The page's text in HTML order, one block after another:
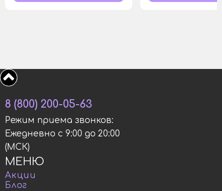
МЕНЮ
Акции
Блог
8 (800) 200-05-63
Режим приема звонков:
Ежедневно с 9:00 до 20:00
(МСК)